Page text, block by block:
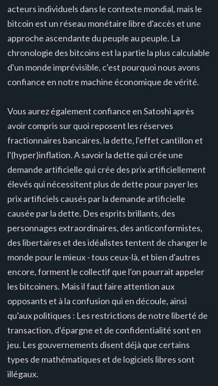
acteurs individuels dans le contexte mondial, mais le
bitcoin est un réseau monétaire libre d'accès et une
approche ascendante du peuple au peuple. La
chronologie des bitcoins est la partie la plus calculable
d'un monde imprévisible, c'est pourquoi nous avons
confiance en notre machine économique de vérité.
Vous aurez également confiance en Satoshi après
avoir compris sur quoi reposent les réserves
fractionnaires bancaires, la dette, l'effet cantillon et
l'(hyper)inflation. A savoir la dette qui crée une
demande artificielle qui crée des prix artificiellement
élevés qui nécessitent plus de dette pour payer les
prix artificiels causés par la demande artificielle
causée par la dette. Des esprits brillants, des
personnages extraordinaires, des anticonformistes,
des libertaires et des idéalistes tentent de changer le
monde pour le mieux - tous ceux-là, et bien d'autres
encore, forment le collectif que l'on pourrait appeler
les bitcoiners. Mais il faut faire attention aux
opposants et à la confusion qui en découle, ainsi
qu'aux politiques : Les restrictions de notre liberté de
transaction, d'épargne et de confidentialité sont en
jeu. Les gouvernements disent déjà que certains
types de mathématiques et de logiciels libres sont
illégaux.